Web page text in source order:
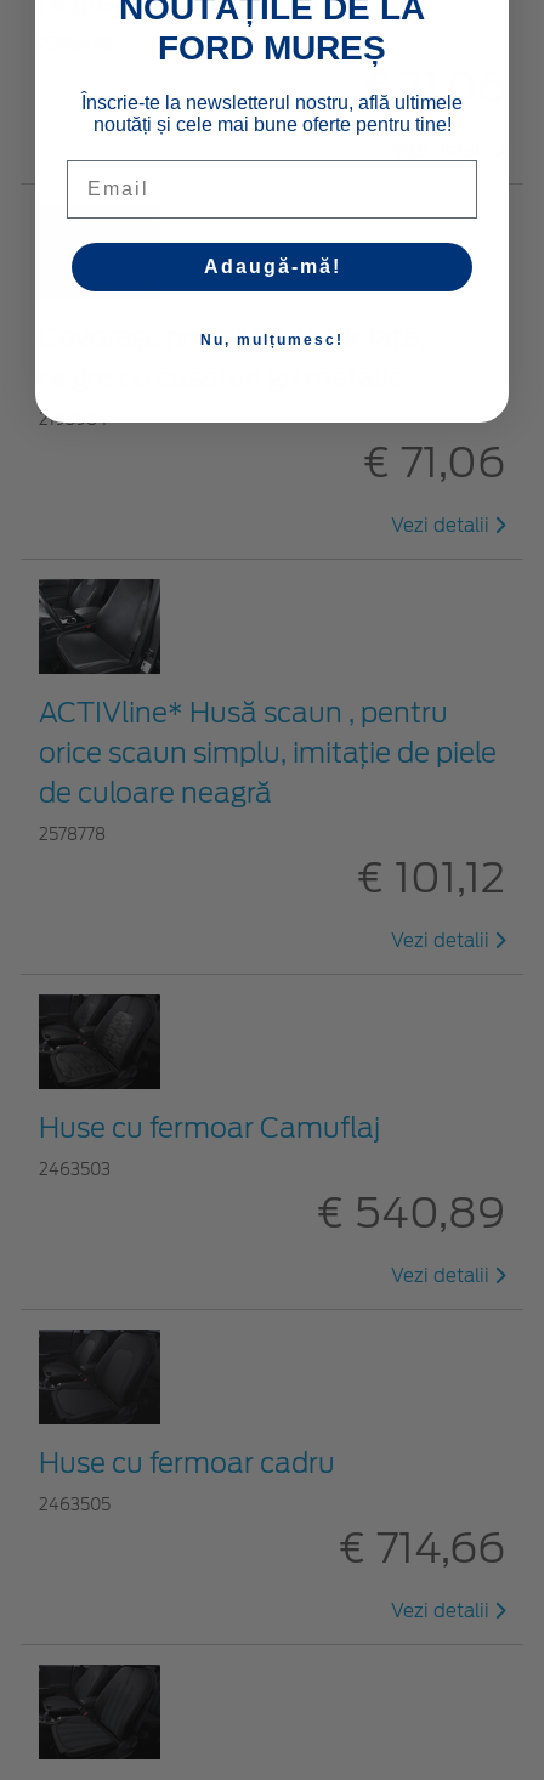
€ 71,06
Covoraşe premium, velur față,
2193984
€ 71,06
Vezi detalii
ACTIVline* Husă scaun , pentru
orice scaun simplu, imitație de piele
de culoare neagră
2578778
€ 101,12
Vezi detalii
Huse cu fermoar Camuflaj
2463503
€ 540,89
Vezi detalii
Huse cu fermoar cadru
2463505
€ 714,66
Vezi detalii
FORD MUREȘ
Înscrie-te la newsletterul nostru, află ultimele
noutăți și cele mai bune oferte pentru tine!
Adaugă-mă!
Nu, mulțumesc!